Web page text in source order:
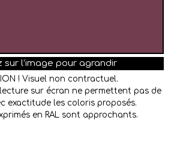
sur l’image pour agrandir
! Visuel non contractuel.
lecture sur écran ne permettent pas de
exactitude les coloris proposés.
en RAL sont approchants.